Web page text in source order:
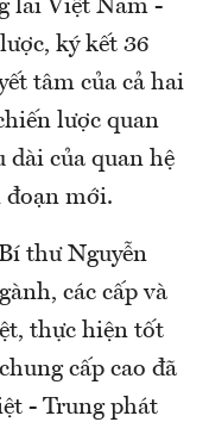
lai Việt Nam -
ký kết 36
tâm của cả hai
lược quan
của quan hệ
mới.
thư Nguyễn
các cấp và
thực hiện tốt
cấp cao đã
- Trung phát